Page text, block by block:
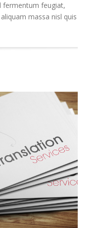
fermentum feugiat,
massa nisl quis